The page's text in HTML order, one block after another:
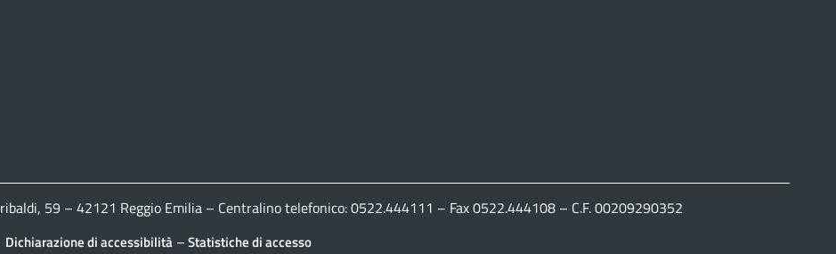
59 – 42121 Reggio Emilia – Centralino telefonico: 0522.444111 – Fax 0522.444108 – C.F. 00209290352
Dichiarazione di accessibilità –Statistiche di accesso